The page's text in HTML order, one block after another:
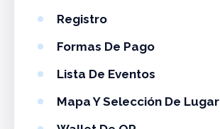
Registro
Formas De Pago
Lista De Eventos
Mapa Y Selección De Lugar